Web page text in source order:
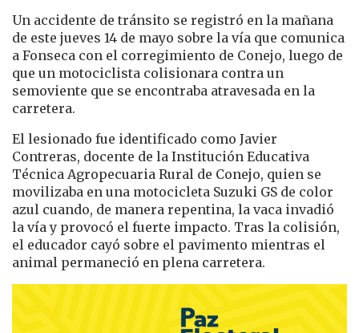
Un accidente de tránsito se registró en la mañana
de este jueves 14 de mayo sobre la vía que comunica
a Fonseca con el corregimiento de Conejo, luego de
que un motociclista colisionara contra un
semoviente que se encontraba atravesada en la
carretera.
El lesionado fue identificado como Javier
Contreras, docente de la Institución Educativa
Técnica Agropecuaria Rural de Conejo, quien se
movilizaba en una motocicleta Suzuki GS de color
azul cuando, de manera repentina, la vaca invadió
la vía y provocó el fuerte impacto. Tras la colisión,
el educador cayó sobre el pavimento mientras el
animal permaneció en plena carretera.